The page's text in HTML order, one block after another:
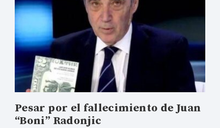
Pesar por el fallecimiento de Juan
“Boni” Radonjic